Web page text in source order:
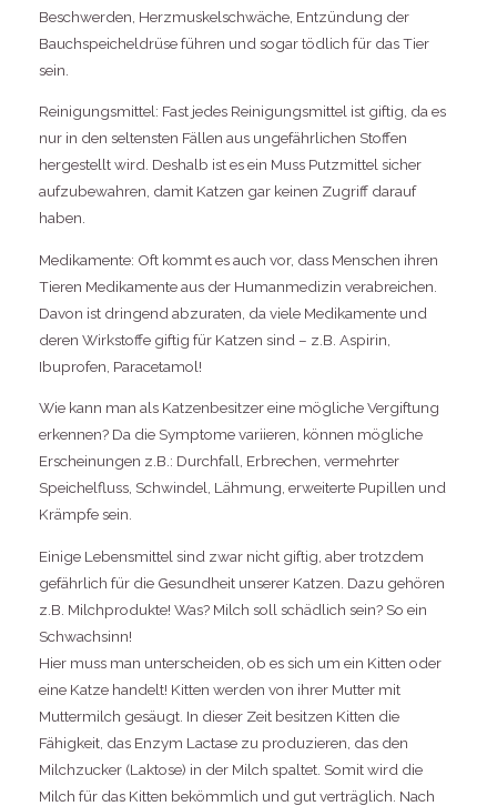
Beschwerden, Herzmuskelschwäche, Entzündung der
Bauchspeicheldrüse führen und sogar tödlich für das Tier
sein.
Reinigungsmittel: Fast jedes Reinigungsmittel ist giftig, da es
nur in den seltensten Fällen aus ungefährlichen Stoffen
hergestellt wird. Deshalb ist es ein Muss Putzmittel sicher
aufzubewahren, damit Katzen gar keinen Zugriff darauf
haben.
Medikamente: Oft kommt es auch vor, dass Menschen ihren
Tieren Medikamente aus der Humanmedizin verabreichen.
Davon ist dringend abzuraten, da viele Medikamente und
deren Wirkstoffe giftig für Katzen sind – z.B. Aspirin,
Ibuprofen, Paracetamol!
Wie kann man als Katzenbesitzer eine mögliche Vergiftung
erkennen? Da die Symptome variieren, können mögliche
Erscheinungen z.B.: Durchfall, Erbrechen, vermehrter
Speichelfluss, Schwindel, Lähmung, erweiterte Pupillen und
Krämpfe sein.
Einige Lebensmittel sind zwar nicht giftig, aber trotzdem
gefährlich für die Gesundheit unserer Katzen. Dazu gehören
z.B. Milchprodukte! Was? Milch soll schädlich sein? So ein
Schwachsinn!
Hier muss man unterscheiden, ob es sich um ein Kitten oder
eine Katze handelt! Kitten werden von ihrer Mutter mit
Muttermilch gesäugt. In dieser Zeit besitzen Kitten die
Fähigkeit, das Enzym Lactase zu produzieren, das den
Milchzucker (Laktose) in der Milch spaltet. Somit wird die
Milch für das Kitten bekömmlich und gut verträglich. Nach